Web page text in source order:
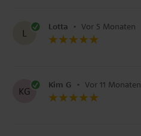
L
Lotta • Vor 5 Monaten
KG
Kim G • Vor 11 Monaten